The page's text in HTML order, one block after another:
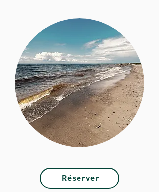
Réserver